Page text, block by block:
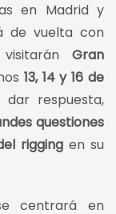
en Madrid y
de vuelta con
Gran
13, 14 y 16 de
dar respuesta,
questiones
rigging en su
centrará en